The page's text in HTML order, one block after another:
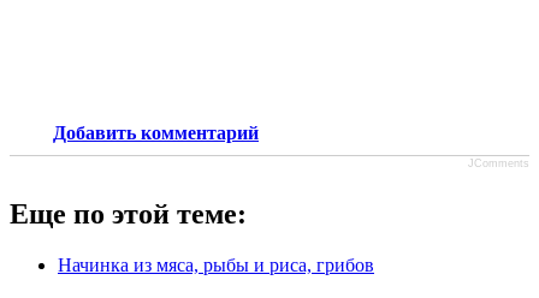
Добавить комментарий
JComments
Еще по этой теме:
Начинка из мяса, рыбы и риса, грибов